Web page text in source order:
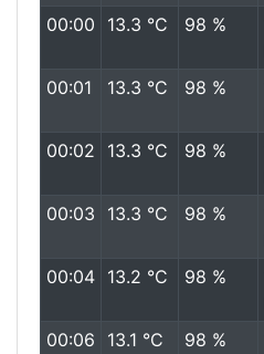
00:00
13.3 °C 98 %
00:01 13.3 °C 98 %
00:02 13.3 °C 98 %
00:03 13.3 °C 98 %
00:04 13.2 °C 98 %
00:06 13.1 °C 98 %